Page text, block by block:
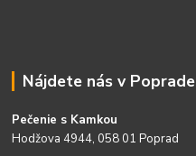
Nájdete nás v Poprade
Pečenie s Kamkou
Hodžova 4944, 058 01 Poprad